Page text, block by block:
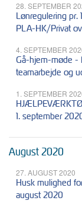
28. SEPTEMBER
Lønregulering pr.
PLA-HK/Privat
4. SEPTEMBER
Gå-hjem-møde -
teamarbejde og
1. SEPTEMBER
1. september
August 2020
27. AUGUST 2020
Husk mulighed
august 2020